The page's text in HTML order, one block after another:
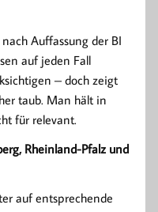
Auffassung der BI
auf jeden Fall
– doch zeigt
taub. Man hält in
für relevant.
Rheinland-Pfalz und
auf entsprechende